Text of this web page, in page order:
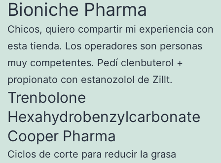
Bioniche Pharma
Chicos, quiero compartir mi experiencia con
esta tienda. Los operadores son personas
muy competentes. Pedí clenbuterol +
propionato con estanozolol de Zillt.
Trenbolone
Hexahydrobenzylcarbonate
Cooper Pharma
Ciclos de corte para reducir la grasa